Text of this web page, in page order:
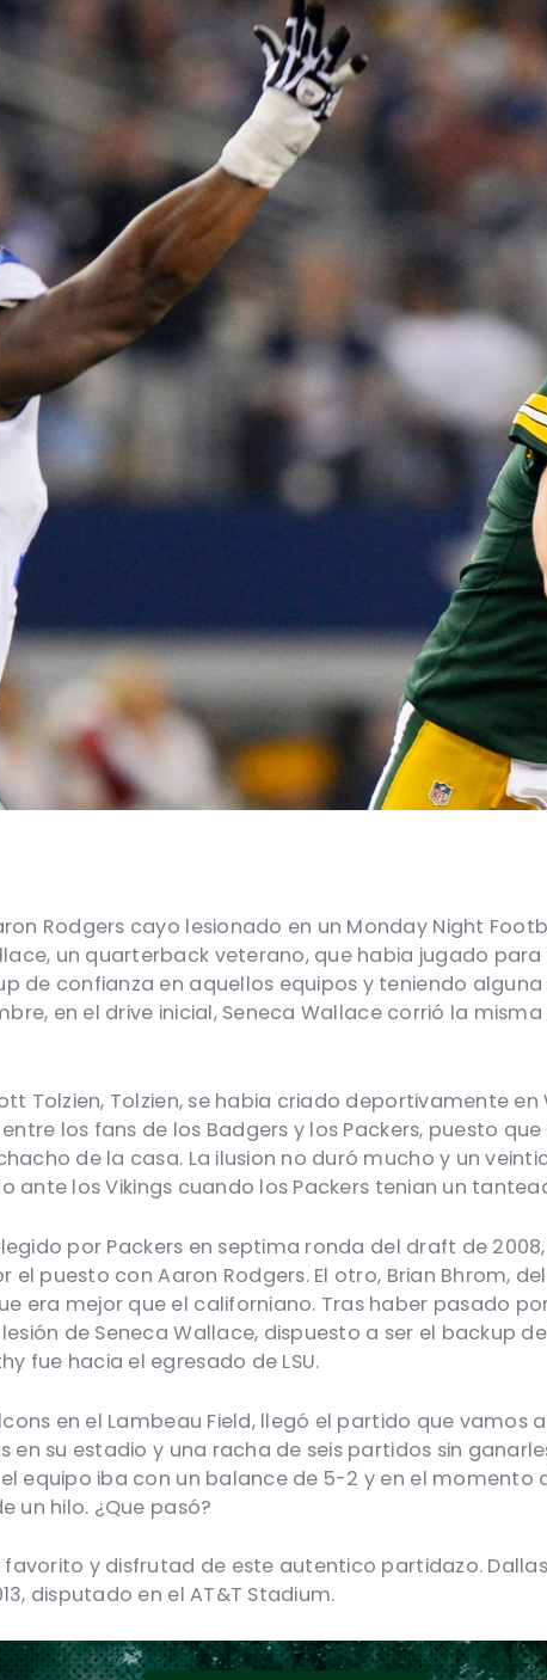
Rodgers cayo lesionado en un Monday Night
un quarterback veterano, que habia jugado
de confianza en aquellos equipos y teniendo
en el drive inicial, Seneca Wallace corrió la
Tolzien, Tolzien, se habia criado deportivamente en
los fans de los Badgers y los Packers, puesto
de la casa. La ilusion no duró mucho y un
ante los Vikings cuando los Packers tenian un
por Packers en septima ronda del draft de
puesto con Aaron Rodgers. El otro, Brian Bhrom,
era mejor que el californiano. Tras haber pasado
de Seneca Wallace, dispuesto a ser el backup
fue hacia el egresado de LSU.
en el Lambeau Field, llegó el partido que vamos a
en su estadio y una racha de seis partidos sin
equipo iba con un balance de 5-2 y en el momento
un hilo. ¿Que pasó?
y disfrutad de este autentico partidazo. Dallas
disputado en el AT&T Stadium.